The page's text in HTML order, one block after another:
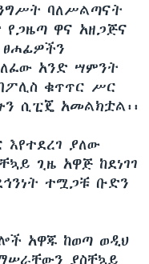
ባለሥልጣናት
ዋና አዘጋጅና
ፀሐፊዎችን
አንድ ሣምንት
ቁጥጥር ሥር
ሲፒጄ አመልክቷል፡፡
እየተደረገ ያለው
ጊዜ አዋጅ ከደነገገ
ተሟጋቹ ቡድን
አዋጁ ከወጣ ወዲህ
ያስቸኳይ